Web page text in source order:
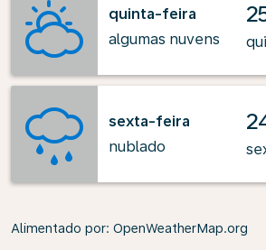
quinta-feira
algumas nuvens
sexta-feira
nublado
Alimentado por: OpenWeatherMap.org